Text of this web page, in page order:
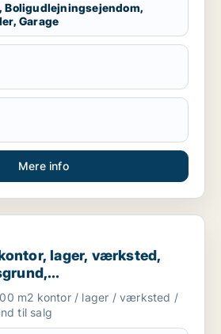
Boligudlejningsejendom,
Garage
Mere info
lager, værksted, butik,
lager, værksted,
eller garage til salg i
m2 kontor / lager / værksted /
til salg